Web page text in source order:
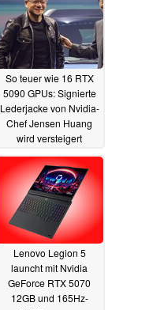
So teuer wie 16 RTX
5090 GPUs: Signierte
Lederjacke von Nvidia-
Chef Jensen Huang
wird versteigert
10.07.2026
Lenovo Legion 5
launcht mit Nvidia
GeForce RTX 5070
12GB und 165Hz-